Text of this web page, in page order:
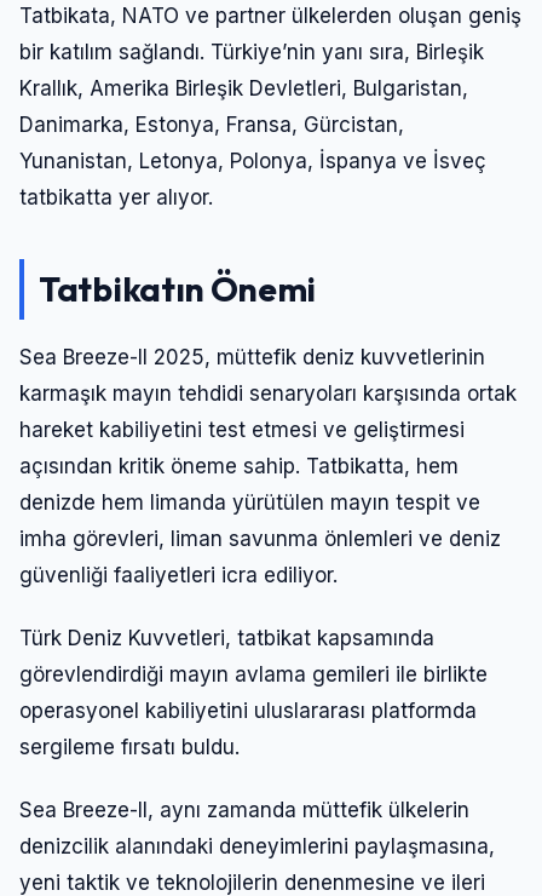
Tatbikata, NATO ve partner ülkelerden oluşan geniş
bir katılım sağlandı. Türkiye’nin yanı sıra, Birleşik
Krallık, Amerika Birleşik Devletleri, Bulgaristan,
Danimarka, Estonya, Fransa, Gürcistan,
Yunanistan, Letonya, Polonya, İspanya ve İsveç
tatbikatta yer alıyor.
Tatbikatın Önemi
Sea Breeze-II 2025, müttefik deniz kuvvetlerinin
karmaşık mayın tehdidi senaryoları karşısında ortak
hareket kabiliyetini test etmesi ve geliştirmesi
açısından kritik öneme sahip. Tatbikatta, hem
denizde hem limanda yürütülen mayın tespit ve
imha görevleri, liman savunma önlemleri ve deniz
güvenliği faaliyetleri icra ediliyor.
Türk Deniz Kuvvetleri, tatbikat kapsamında
görevlendirdiği mayın avlama gemileri ile birlikte
operasyonel kabiliyetini uluslararası platformda
sergileme fırsatı buldu.
Sea Breeze-II, aynı zamanda müttefik ülkelerin
denizcilik alanındaki deneyimlerini paylaşmasına,
yeni taktik ve teknolojilerin denenmesine ve ileri